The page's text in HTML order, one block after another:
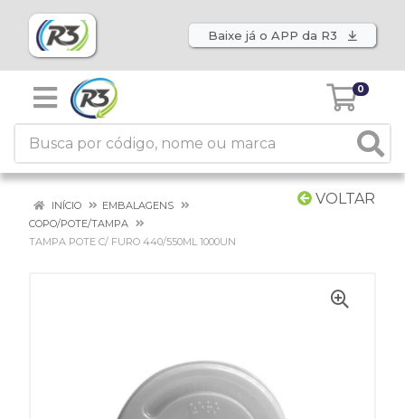
Baixe já o APP da R3
0
VOLTAR
INÍCIO
EMBALAGENS
COPO/POTE/TAMPA
TAMPA POTE C/ FURO 440/550ML 1000UN